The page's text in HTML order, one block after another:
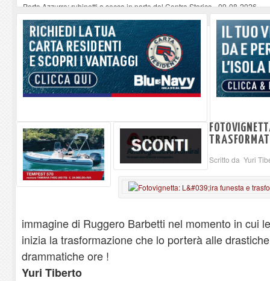
Porto Azzurro: rubinetti a secco in parte del Centro Storico-09-08-2026
Seccheto acque torbide dopo i lavori notturni in spiagggia
-09-08-2026
Se ccheto acque torbide dopo i lavori notturni in spiaggia
09-08-2026
Se ccheto acque torbide dopo i lavori notturni in spiaggia
09-08-2026
Scritto da Yuri
immagine di Ruggero Barbetti nel momento in cui
inizia la trasformazione che lo porterà alle
drammatiche ore !
Yuri Tiberto